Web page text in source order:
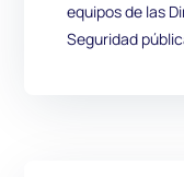
equipos de las
Seguridad